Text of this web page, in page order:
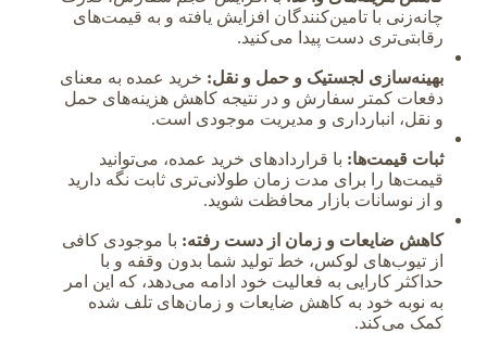
چانه‌زنی با تامین‌کنندگان افزایش یافته و به قیمت‌های
رقابتی‌تری دست پیدا می‌کنید.
بهینه‌سازی لجستیک و حمل و نقل: خرید عمده به معنای
دفعات کمتر سفارش و در نتیجه کاهش هزینه‌های حمل
و نقل، انبارداری و مدیریت موجودی است.
ثبات قیمت‌ها: با قراردادهای خرید عمده، می‌توانید
قیمت‌ها را برای مدت زمان طولانی‌تری ثابت نگه دارید
و از نوسانات بازار محافظت شوید.
کاهش ضایعات و زمان از دست رفته: با موجودی کافی
از تیوب‌های لوکس، خط تولید شما بدون وقفه و با
حداکثر کارایی به فعالیت خود ادامه می‌دهد، که این امر
به نوبه خود به کاهش ضایعات و زمان‌های تلف شده
کمک می‌کند.